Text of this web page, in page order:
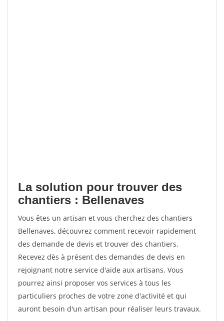
La solution pour trouver des
chantiers : Bellenaves
Vous êtes un artisan et vous cherchez des chantiers
Bellenaves, découvrez comment recevoir rapidement
des demande de devis et trouver des chantiers.
Recevez dès à présent des demandes de devis en
rejoignant notre service d'aide aux artisans. Vous
pourrez ainsi proposer vos services à tous les
particuliers proches de votre zone d'activité et qui
auront besoin d'un artisan pour réaliser leurs travaux.